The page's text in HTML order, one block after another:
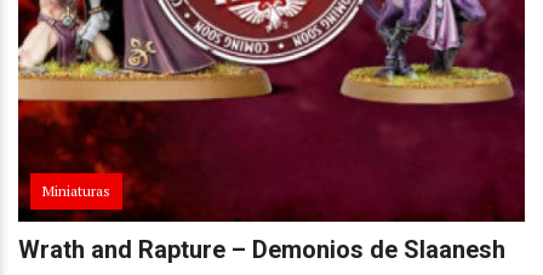
Miniaturas
Wrath and Rapture – Demonios de Slaanesh